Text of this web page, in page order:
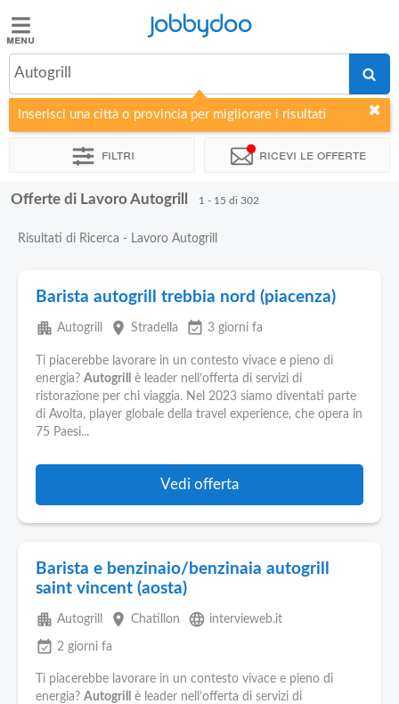
Jobbydoo
Offerte
di
lavoro
Elenco
Blog
Pubblica
Offerte
Jobbydoo
Autogrill
Inserisci una città o provincia per migliorare i risultati
Filtri Ricevi le offerte
Offerte di Lavoro Autogrill 1 - 15 di 302
Risultati di Ricerca - Lavoro Autogrill
Barista autogrill trebbia nord (piacenza)
apartment Autogrill place Stradella event_available 3 giorni fa
Ti piacerebbe lavorare in un contesto vivace e pieno di
energia? Autogrill
è leader nell’offerta di servizi di
ristorazione per chi viaggia. Nel 2023 siamo diventati parte
di Avolta, player globale della travel experience, che opera in
75 Paesi...
Vedi offerta
Barista e benzinaio/benzinaia autogrill
saint vincent (aosta)
apartment Autogrill place Chatillon language intervieweb.it
event_available 2 giorni fa
Ti piacerebbe lavorare in un contesto vivace e pieno di
energia? Autogrill
è leader nell’offerta di servizi di